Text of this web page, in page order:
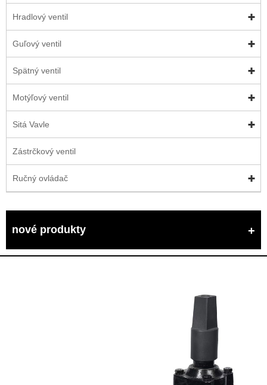
Hradlový ventil
Guľový ventil
Spätný ventil
Motýľový ventil
Sitá Vavle
Zástrčkový ventil
Ručný ovládač
nové produkty